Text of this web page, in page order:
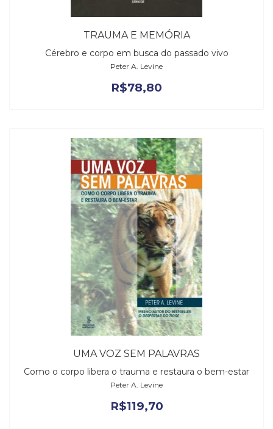
TRAUMA E MEMÓRIA
Cérebro e corpo em busca do passado vivo
Peter A. Levine
R$78,80
UMA VOZ SEM PALAVRAS
Como o corpo libera o trauma e restaura o bem-estar
Peter A. Levine
R$119,70